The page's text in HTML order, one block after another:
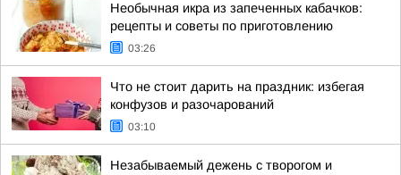
Необычная икра из запеченных кабачков:
рецепты и советы по приготовлению
03:26
Что не стоит дарить на праздник: избегая
конфузов и разочарований
03:10
Незабываемый дежень с творогом и